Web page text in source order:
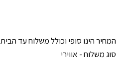
המחיר הינו סופי וכולל משלוח עד הבית
סוג משלוח - אווירי